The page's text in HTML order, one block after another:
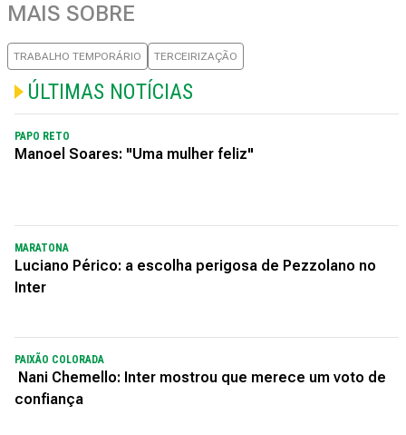
MAIS SOBRE
TRABALHO TEMPORÁRIO TERCEIRIZAÇÃO
ÚLTIMAS NOTÍCIAS
PAPO RETO
Manoel Soares: "Uma mulher feliz"
MARATONA
Luciano Périco: a escolha perigosa de Pezzolano no
Inter
PAIXÃO COLORADA
Nani Chemello: Inter mostrou que merece um voto de
confiança